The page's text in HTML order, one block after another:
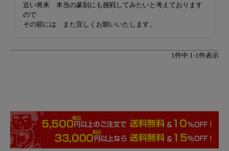
近い将来　本当の篆刻にも挑戦してみたいと考えております
ので
1 件中 1 -1 件表示